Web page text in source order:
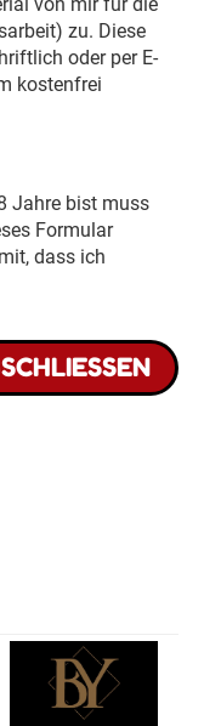
zu. Diese
oder per E-
kostenfrei
Jahre bist muss
Formular
dass ich